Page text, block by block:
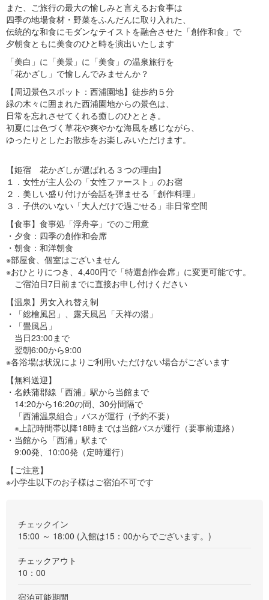
また、ご旅行の最大の愉しみと言えるお食事は
四季の地場食材・野菜をふんだんに取り入れた、
伝統的な和食にモダンなテイストを融合させた「創作和食」で
夕朝食ともに美食のひと時を演出いたします
「美白」に「美景」に「美食」の温泉旅行を
「花かざし」で愉しんでみませんか？
【周辺景色スポット：西浦園地】徒歩約５分
緑の木々に囲まれた西浦園地からの景色は、
日常を忘れさせてくれる癒しのひととき。
初夏には色づく草花や爽やかな海風を感じながら、
ゆったりとしたお散歩をお楽しみいただけます。
【姫宿 花かざしが選ばれる３つの理由】
１．女性が主人公の「女性ファースト」のお宿
２．美しい盛り付けが会話を弾ませる「創作料理」
３．子供のいない「大人だけで過ごせる」非日常空間
【食事】食事処「浮舟亭」でのご用意
・夕食：四季の創作和会席
・朝食：和洋朝食
※部屋食、個室はございません
※おひとりにつき、4,400円で「特選創作会席」に変更可能です。
ご宿泊日7日前までに直接お申し付けください
【温泉】男女入れ替え制
・「総檜風呂」、露天風呂「天祥の湯」
・「畳風呂」
当日23:00まで
翌朝6:00から9:00
※各浴場は状況によりご利用いただけない場合がございます
【無料送迎】
・名鉄蒲郡線「西浦」駅から当館まで
14:20から16:20の間、30分間隔で
「西浦温泉組合」バスが運行（予約不要）
※上記時間帯以降18時までは当館バスが運行（要事前連絡）
・当館から「西浦」駅まで
9:00発、10:00発（定時運行）
【ご注意】
※小学生以下のお子様はご宿泊不可です
チェックイン
15:00 ～ 18:00 (入館は15：00からでございます。)
チェックアウト
10：00
宿泊可能期間